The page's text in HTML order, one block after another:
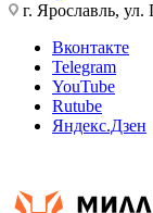
г. Ярославль,
Вконтакте
Telegram
YouTube
Rutube
Яндекс.Дзен